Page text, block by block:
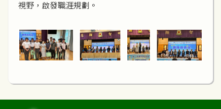
視野，啟發職涯規劃。